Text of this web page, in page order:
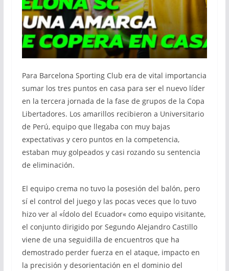
Para Barcelona Sporting Club era de vital importancia
sumar los tres puntos en casa para ser el nuevo líder
en la tercera jornada de la fase de grupos de la Copa
Libertadores. Los amarillos recibieron a Universitario
de Perú, equipo que llegaba con muy bajas
expectativas y cero puntos en la competencia,
estaban muy golpeados y casi rozando su sentencia
de eliminación.
El equipo crema no tuvo la posesión del balón, pero
sí el control del juego y las pocas veces que lo tuvo
hizo ver al «Ídolo del Ecuador« como equipo visitante,
el conjunto dirigido por Segundo Alejandro Castillo
viene de una seguidilla de encuentros que ha
demostrado perder fuerza en el ataque, impacto en
la precisión y desorientación en el dominio del